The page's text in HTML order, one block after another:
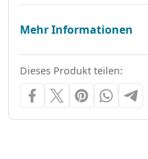
Mehr Informationen
Dieses Produkt teilen: